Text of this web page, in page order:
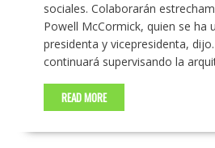
sociales. Colaborarán
Powell McCormick, quien se ha
presidenta y vicepresidenta,
continuará supervisando la
READ MORE